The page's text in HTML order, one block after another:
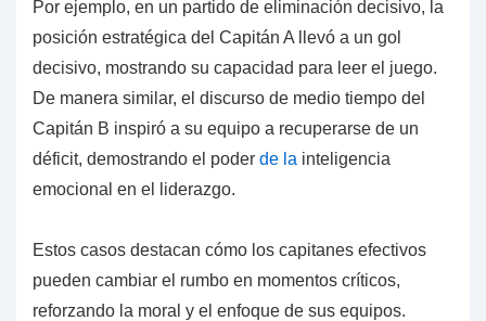
Por ejemplo, en un partido de eliminación decisivo, la
posición estratégica del Capitán A llevó a un gol
decisivo, mostrando su capacidad para leer el juego.
De manera similar, el discurso de medio tiempo del
Capitán B inspiró a su equipo a recuperarse de un
déficit, demostrando el poder de la inteligencia
emocional en el liderazgo.
Estos casos destacan cómo los capitanes efectivos
pueden cambiar el rumbo en momentos críticos,
reforzando la moral y el enfoque de sus equipos.